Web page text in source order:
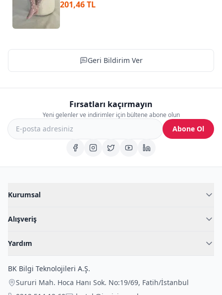
201,46 TL
Geri Bildirim Ver
Fırsatları kaçırmayın
Yeni gelenler ve indirimler için bültene abone olun
Abone Ol
Kurumsal
Blog
İç Giyim Rehberi
Alışveriş
Fantazi İç Giyim
Çocuk İç Giyim
Yardım
İade Politikası
BK Bilgi Teknolojileri A.Ş.
Sururi Mah. Hoca Hanı Sok. No:19/69, Fatih/İstanbul